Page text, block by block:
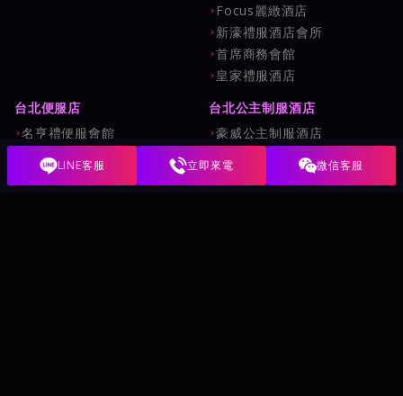
Focus麗緻酒店
新濠禮服酒店會所
首席商務會館
皇家禮服酒店
台北便服店
名亨禮便服會館
龍亨便服酒店
巴塞隆納俱樂部(王牌酒店)
台北公主制服酒店
豪威公主制服酒店
香水商務酒店
LINE客服 立即來電 微信客服